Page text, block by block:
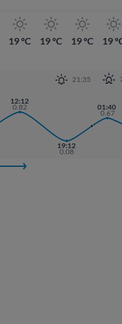
19 ºC 19 ºC 19 ºC
21:35
12:12
0.82
19:12
0.08
01:40
0.67
19
19:12
0.08
01:40
0.67